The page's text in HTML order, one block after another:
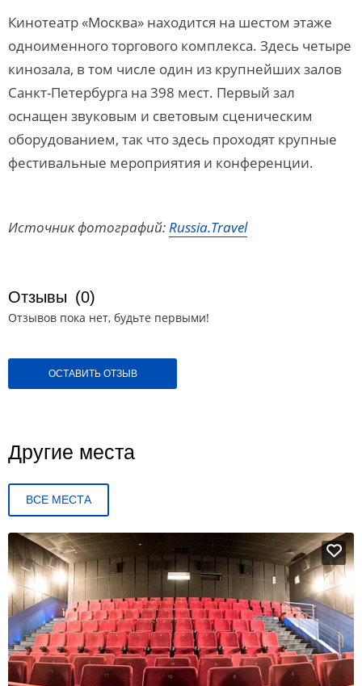
Кинотеатр «Москва» находится на шестом этаже
одноименного торгового комплекса. Здесь четыре
кинозала, в том числе один из крупнейших залов
Санкт-Петербурга на 398 мест. Первый зал
оснащен звуковым и световым сценическим
оборудованием, так что здесь проходят крупные
фестивальные мероприятия и конференции.
Источник фотографий:Russia.Travel
Отзывы (0)
Отзывов пока нет, будьте первыми!
ОСТАВИТЬ ОТЗЫВ
Другие места
ВСЕ МЕСТА